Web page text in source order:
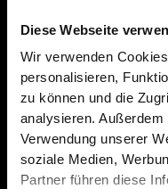
Diese Webseite
Wir verwenden
personalisieren,
zu können und die
analysieren.
Verwendung unserer
soziale Medien,
Partner führen diese
B
&
A
E
B